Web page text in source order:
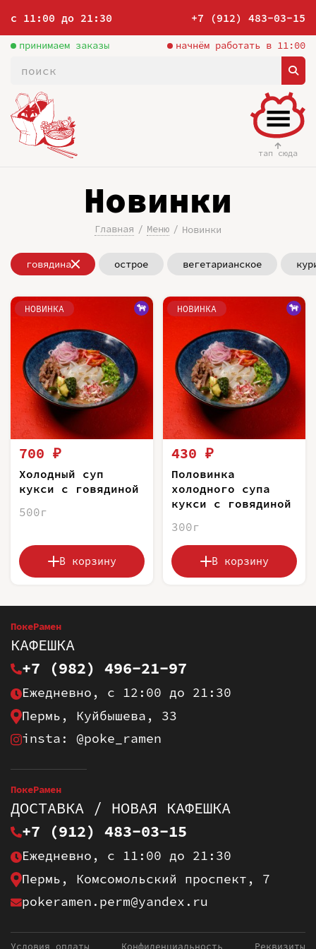
с 11:00 до 21:30 +7 (912) 483-03-15
принимаем заказы начнём работать в 11:00
тап сюда
Новинки
Главная Меню Новинки
говядина острое вегетарианское
НОВИНКА
700 ₽
Холодный суп
кукси с говядиной
500г
В корзину
НОВИНКА
430 ₽
Половинка
холодного супа
кукси с говядиной
300г
В корзину
ПокеРамен
КАФЕШКА
+7 (982) 496-21-97
Ежедневно, с 12:00 до 21:30
Пермь, Куйбышева, 33
insta: @poke_ramen
ПокеРамен
ДОСТАВКА / НОВАЯ КАФЕШКА
+7 (912) 483-03-15
Ежедневно, с 11:00 до 21:30
Пермь, Комсомольский проспект, 7
pokeramen.perm@yandex.ru
Условия оплаты Конфиденциальность Реквизиты